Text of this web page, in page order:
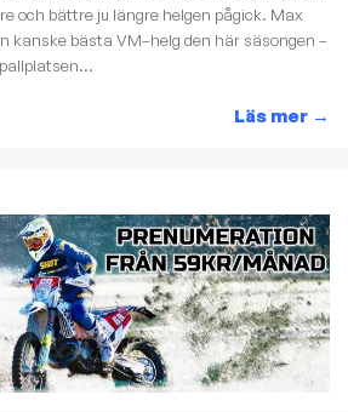
och bättre ju längre helgen pågick. Max
kanske bästa VM–helg den här säsongen –
Läs mer →